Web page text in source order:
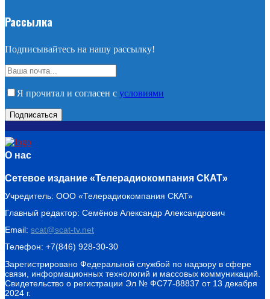
Рассылка
Подписывайтесь на нашу рассылку!
Я прочитал и согласен с условиями
О нас
Сетевое издание «Телерадиокомпания СКАТ»
Учредитель: ООО «Телерадиокомпания СКАТ»
Главный редактор: Семёнов Александр Александрович
Email: scat@scat-tv.net
Телефон: +7(846) 928-30-30
Зарегистрировано Федеральной службой по надзору в сфере
связи, информационных технологий и массовых коммуникаций.
Свидетельство о регистрации Эл № ФС77-88837 от 13 декабря
2024 г.